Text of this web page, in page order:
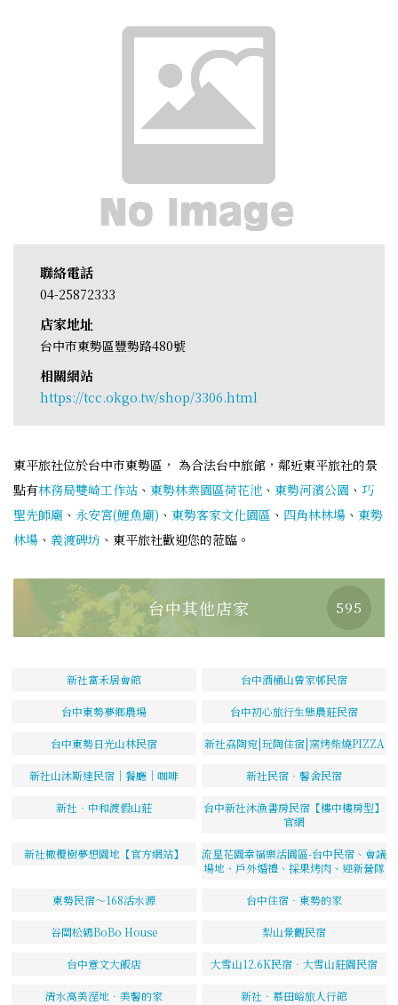
聯絡電話
04-25872333
店家地址
台中市東勢區豐勢路480號
相關網站
https://tcc.okgo.tw/shop/3306.html
東平旅社位於台中市東勢區， 為合法台中旅館，鄰近東平旅社的景
點有林務局雙崎工作站 、 東勢林業園區荷花池 、 東勢河濱公園 、 巧
聖先師廟 、 永安宮(鯉魚廟) 、 東勢客家文化園區 、 四角林林場 、 東勢
林場 、 義渡碑坊 、東平旅社歡迎您的蒞臨。
台中其他店家 595
新社富禾居會館 台中酒桶山曾家邨民宿
台中東勢夢鄉農場 台中初心旅行生態農莊民宿
台中東勢日光山林民宿 新社劦陶宛|玩陶住宿|窯烤柴燒PIZZA
新社山沐斯達民宿｜餐廳｜咖啡 新社民宿‧馨舍民宿
新社‧中和渡假山莊
台中新社沐漁書房民宿【樓中樓房型】
官網
新社橄欖樹夢想園地【官方網站】
流星花園幸福樂活園區-台中民宿、會議
場地、戶外婚禮、採果烤肉、迎新營隊
東勢民宿～168活水源 台中住宿．東勢的家
谷關松鶴BoBo House 梨山景觀民宿
台中意文大飯店 大雪山12.6K民宿‧大雪山莊園民宿
清水高美溼地．美馨的家 新社‧慕田峪旅人行館